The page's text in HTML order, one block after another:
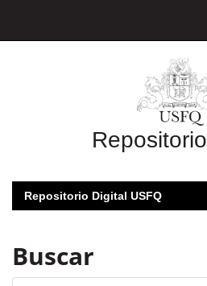
Repositorio
Repositorio Digital USFQ
Buscar